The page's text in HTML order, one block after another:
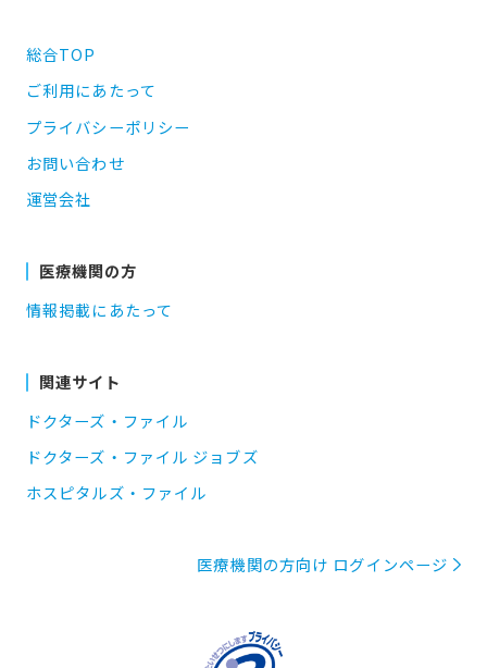
総合TOP
ご利用にあたって
プライバシーポリシー
お問い合わせ
運営会社
医療機関の方
情報掲載にあたって
関連サイト
ドクターズ・ファイル
ドクターズ・ファイル ジョブズ
ホスピタルズ・ファイル
医療機関の方向け ログインページ